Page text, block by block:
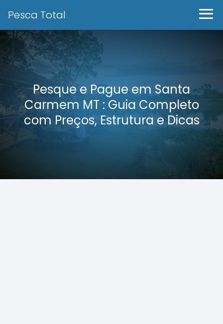
Pesca Total
Pesque e Pague em Santa
Carmem MT : Guia Completo
com Preços, Estrutura e Dicas